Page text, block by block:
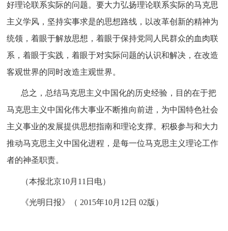
好理论联系实际的问题。要大力弘扬理论联系实际的马克思
主义学风，坚持实事求是的思想路线，以改革创新的精神为
统领，着眼于解放思想，着眼于保持党同人民群众的血肉联
系，着眼于实践，着眼于对实际问题的认识和解决，在改造
客观世界的同时改造主观世界。
总之，总结马克思主义中国化的历史经验，目的在于把
马克思主义中国化伟大事业不断推向前进，为中国特色社会
主义事业的发展提供思想指南和理论支撑。积极参与和大力
推动马克思主义中国化进程，是每一位马克思主义理论工作
者的神圣职责。
（本报北京10月11日电）
《光明日报》（ 2015年10月12日 02版）